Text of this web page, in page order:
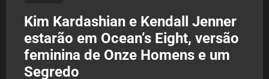
Kim Kardashian e Kendall Jenner
estarão em Ocean’s Eight, versão
feminina de Onze Homens e um
Segredo